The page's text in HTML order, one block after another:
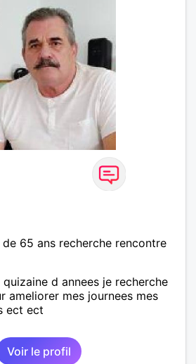
65 ans recherche rencontre
d annees je recherche
ameliorer mes journees mes
ect ect
Voir le profil